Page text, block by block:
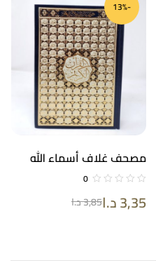
-13%
مصحف غلاف أسماء الله
الحسنى ورق أبيض بدون
مع قارئ صوتي 17*24
0
3,85د.ا 3,35د.ا